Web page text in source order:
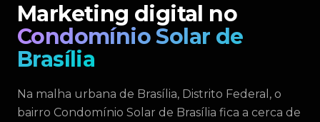
Marketing digital no
Condomínio Solar de
Brasília
Na malha urbana de Brasília, Distrito Federal, o
bairro Condomínio Solar de Brasília fica a cerca de